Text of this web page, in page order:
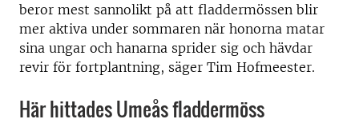
beror mest sannolikt på att fladdermössen blir
mer aktiva under sommaren när honorna matar
sina ungar och hanarna sprider sig och hävdar
revir för fortplantning, säger Tim Hofmeester.
Här hittades Umeås fladdermöss